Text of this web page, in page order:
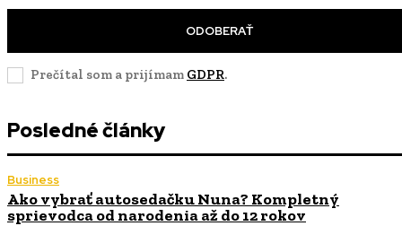
ODOBERAŤ
Prečítal som a prijímam GDPR.
Posledné články
Business
Ako vybrať autosedačku Nuna? Kompletný
sprievodca od narodenia až do 12 rokov